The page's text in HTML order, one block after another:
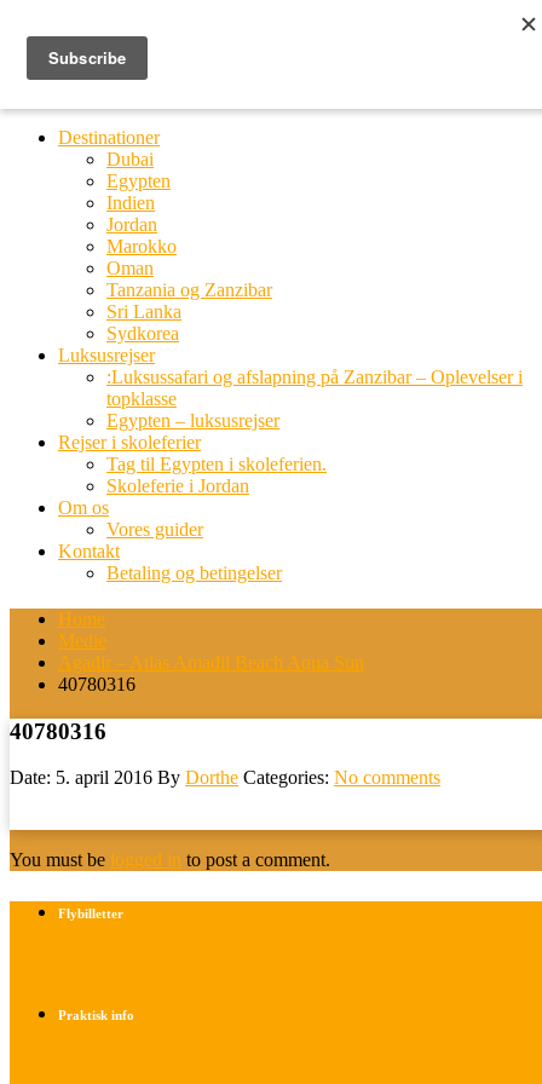
Ring til os
20 66 03 08
Destinationer
Dubai
Egypten
Indien
Jordan
Marokko
Oman
Tanzania og Zanzibar
Sri Lanka
Sydkorea
Luksusrejser
:Luksussafari og afslapning på Zanzibar – Oplevelser i
topklasse
Egypten – luksusrejser
Rejser i skoleferier
Tag til Egypten i skoleferien.
Skoleferie i Jordan
Om os
Vores guider
Kontakt
Betaling og betingelser
Home
Medie
Agadir – Atlas Amadil Beach Aqua Sun
40780316
40780316
Date: 5. april 2016 By Dorthe Categories: No comments
You must be logged in to post a comment.
Flybilletter
Praktisk info